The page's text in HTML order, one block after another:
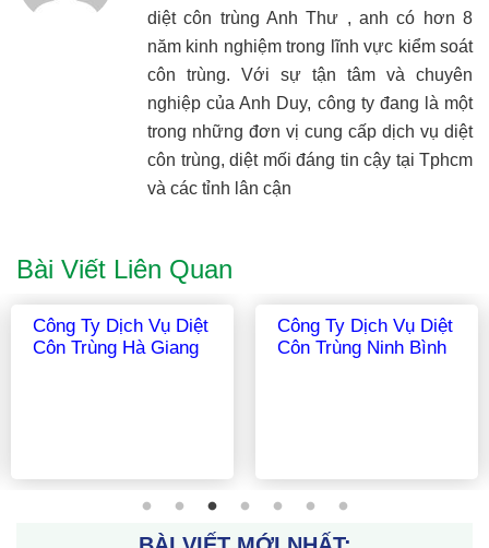
diệt côn trùng Anh Thư , anh có hơn 8
năm kinh nghiệm trong lĩnh vực kiểm soát
côn trùng. Với sự tận tâm và chuyên
nghiệp của Anh Duy, công ty đang là một
trong những đơn vị cung cấp dịch vụ diệt
côn trùng, diệt mối đáng tin cậy tại Tphcm
và các tỉnh lân cận
Bài Viết Liên Quan
Công Ty Dịch Vụ Diệt
Côn Trùng Hà Nội
Công Ty Dịch Vụ Diệt
Côn Trùng Cà Mau